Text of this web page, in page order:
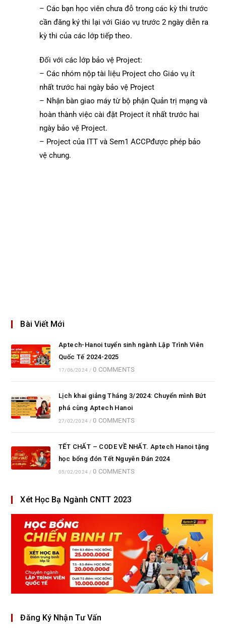
– Các bạn học viên chưa đỗ trong các kỳ thi trước
cần đăng ký thi lại với Giáo vụ trước 2 ngày diễn ra
kỳ thi của các lớp tiếp theo.
Đối với các lớp bảo vệ Project:
– Các nhóm nộp tài liệu Project cho Giáo vụ ít
nhất trước hai ngày bảo vệ Project
– Nhận bàn giao máy từ bộ phận Quản trị mạng và
hoàn thành việc cài đặt Project ít nhất trước hai
ngày bảo vệ Project.
– Project của ITT và Sem1 ACCPđược phép bảo
vệ chung.
Bài Viết Mới
Aptech-Hanoi tuyển sinh ngành Lập Trình Viên
Quốc Tế 2024-2025
17/06/2024 / 0 COMMENTS
Lịch khai giảng Tháng 3/2024: Chuyển mình Bứt
phá cùng Aptech Hanoi
27/02/2024 / 0 COMMENTS
TẾT CHẤT – CODE VỀ NHẤT. Aptech Hanoi tặng
học bổng đón Tết Nguyên Đán 2024
05/02/2024 / 0 COMMENTS
Xét Học Bạ Ngành CNTT 2023
Đăng Ký Nhận Tư Vấn